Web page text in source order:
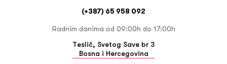
(+387) 65 958 092
Radnim danima od 09:00h do 17:00h
Teslić, Svetog Save br 3
Bosna i Hercegovina